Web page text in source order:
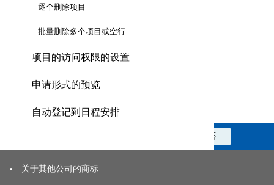
逐个删除项目
批量删除多个项目或空行
项目的访问权限的设置
申请形式的预览
自动登记到日程安排
否
关于其他公司的商标